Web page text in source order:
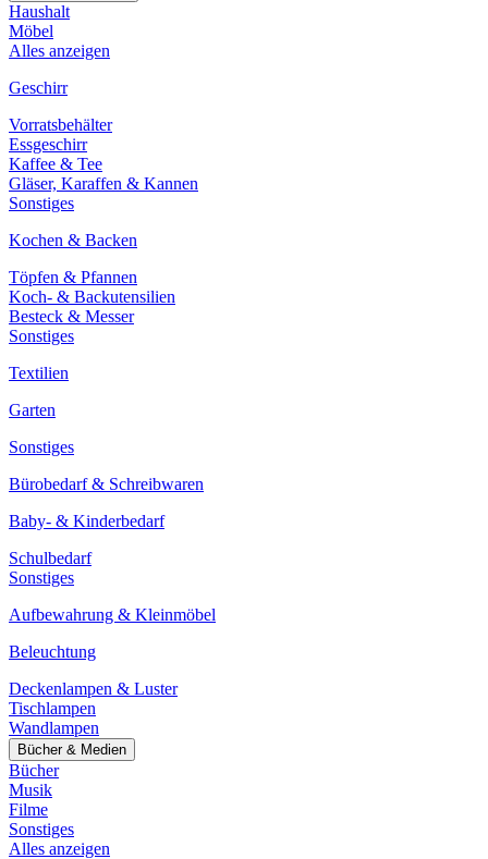
Haushalt
Möbel
Alles anzeigen
Geschirr
Vorratsbehälter
Essgeschirr
Kaffee & Tee
Gläser, Karaffen & Kannen
Sonstiges
Kochen & Backen
Töpfen & Pfannen
Koch- & Backutensilien
Besteck & Messer
Sonstiges
Textilien
Garten
Sonstiges
Bürobedarf & Schreibwaren
Baby- & Kinderbedarf
Schulbedarf
Sonstiges
Aufbewahrung & Kleinmöbel
Beleuchtung
Deckenlampen & Luster
Tischlampen
Wandlampen
Bücher & Medien
Bücher
Musik
Filme
Sonstiges
Alles anzeigen